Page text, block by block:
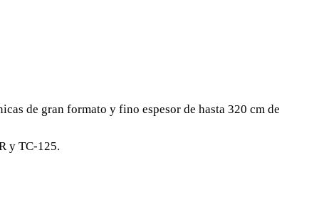
DE GRAN FORMATO.
de gran formato y fino espesor de hasta 320 cm de
y TC-125.